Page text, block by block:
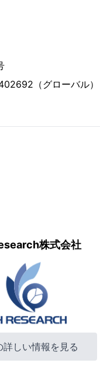
（グローバル）
株式会社
詳しい情報を見る